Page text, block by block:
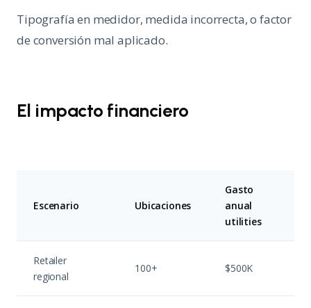
Tipografía en medidor, medida incorrecta, o factor
de conversión mal aplicado.
El impacto financiero
Escenario Ubicaciones
Gasto
anual
utilities
Retailer
regional
100+ $500K